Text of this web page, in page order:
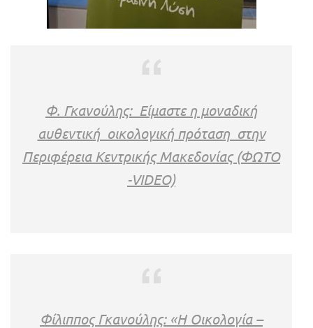
Φ. Γκανούλης: Είμαστε η μοναδική
αυθεντική οικολογική πρόταση στην
Περιφέρεια Κεντρικής Μακεδονίας (ΦΩΤΟ
-VIDEO)
Φίλιππος Γκανούλης: «Η Οικολογία –